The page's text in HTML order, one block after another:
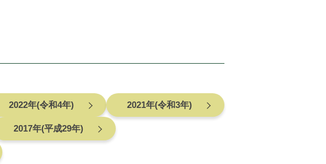
2022年(令和4年) 2021年(令和3年)
2017年(平成29年)